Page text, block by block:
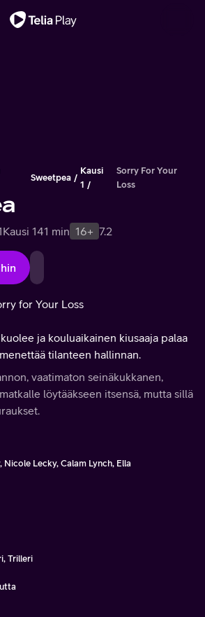
Sweetpea
Kausi
1
Sorry For Your
Loss
Kausi 141 min 16+ 7.2
for Your Loss
ja kouluaikainen kiusaaja palaa
tilanteen hallinnan.
vaatimaton seinäkukkanen,
löytääkseen itsensä, mutta sillä
Nicole Lecky, Calam Lynch, Ella
Trilleri